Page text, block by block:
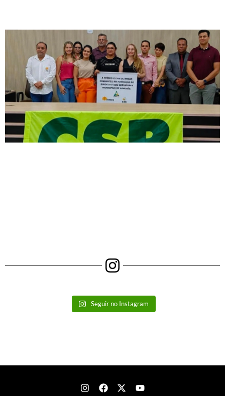
Seguir no Instagram